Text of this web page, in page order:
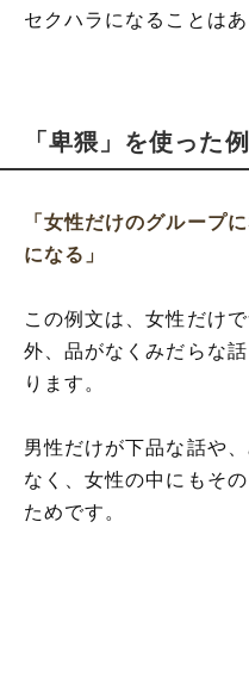
セクハラになることは
「卑猥」を使った
「女性だけのグループ
になる」
この例文は、女性だけ
外、品がなくみだらな
ります。
男性だけが下品な話や
なく、女性の中にもそ
ためです。